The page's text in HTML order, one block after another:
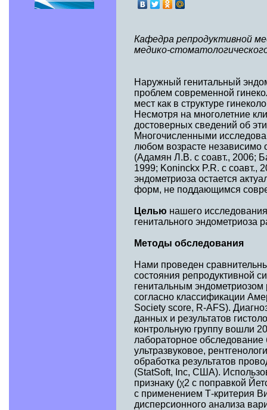
Кафедра репродуктивной
медико-
Наружный генитальный
проблем современной
мест как в структуре
Несмотря на многолетние
достоверных сведений об
Многочисленными
любом возрасте независимо
(Адамян Л.В. c соавт., 2006;
1999; Koninckx P.R. с соавт.,
эндометриоза остается
форм, не поддающимся
Целью нашего
генитального эндометриоза
Методы обследования
Нами проведен
состояния репродуктивной
генитальным эндометриозом
согласно классификации
Society score, R-AFS).
данных и результатов
контрольную группу вошли
лабораторное
ультразвуковое,
обработка результатов
(StatSoft, Inc, США).
признаку (χ2 с поправкой
с применением Т-критерия
дисперсионного анализа